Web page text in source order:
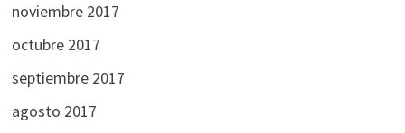
noviembre 2017
octubre 2017
septiembre 2017
agosto 2017